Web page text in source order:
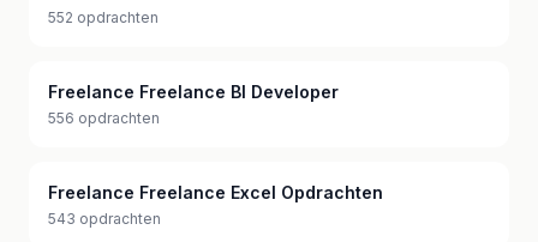
552 opdrachten
Freelance Freelance BI Developer
556 opdrachten
Freelance Freelance Excel Opdrachten
543 opdrachten